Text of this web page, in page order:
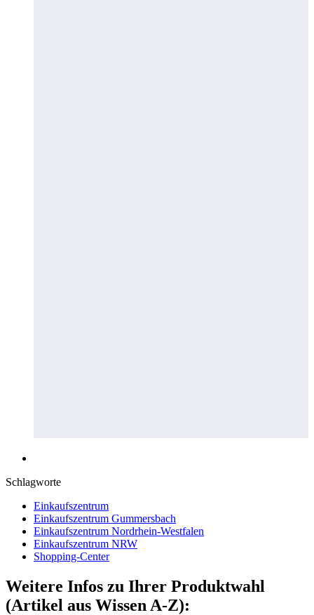
Schlagworte
Einkaufszentrum
Einkaufszentrum Gummersbach
Einkaufszentrum Nordrhein-Westfalen
Einkaufszentrum NRW
Shopping-Center
Weitere Infos zu Ihrer Produktwahl
(Artikel aus Wissen A-Z):